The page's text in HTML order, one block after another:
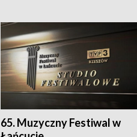
65. Muzyczny Festiwal w